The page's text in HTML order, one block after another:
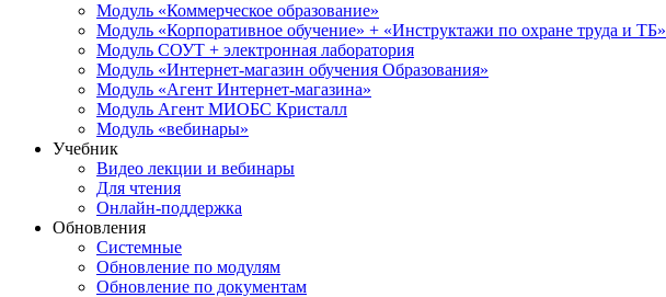
Модуль «Коммерческое образование»
Модуль «Корпоративное обучение» + «Инструктажи по охране труда и ТБ»
Модуль СОУТ + электронная лаборатория
Модуль «Интернет-магазин обучения Образования»
Модуль «Агент Интернет-магазина»
Модуль Агент МИОБС Кристалл
Модуль «вебинары»
Учебник
Видео лекции и вебинары
Для чтения
Онлайн-поддержка
Обновления
Системные
Обновление по модулям
Обновление по документам